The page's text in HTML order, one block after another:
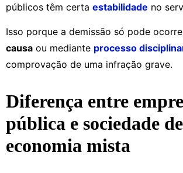
públicos têm certa estabilidade no
Isso porque a demissão só pode
causa ou mediante processo
comprovação de uma infração grave.
Diferença entre
pública e sociedade de
economia mista